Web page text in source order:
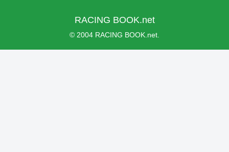
RACING BOOK.net
© 2004 RACING BOOK.net.